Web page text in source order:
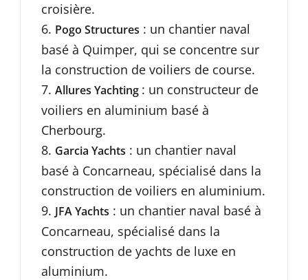
croisière.
Pogo Structures : un chantier naval
basé à Quimper, qui se concentre sur
la construction de voiliers de course.
Allures Yachting : un constructeur de
voiliers en aluminium basé à
Cherbourg.
Garcia Yachts : un chantier naval
basé à Concarneau, spécialisé dans la
construction de voiliers en aluminium.
JFA Yachts : un chantier naval basé à
Concarneau, spécialisé dans la
construction de yachts de luxe en
aluminium.